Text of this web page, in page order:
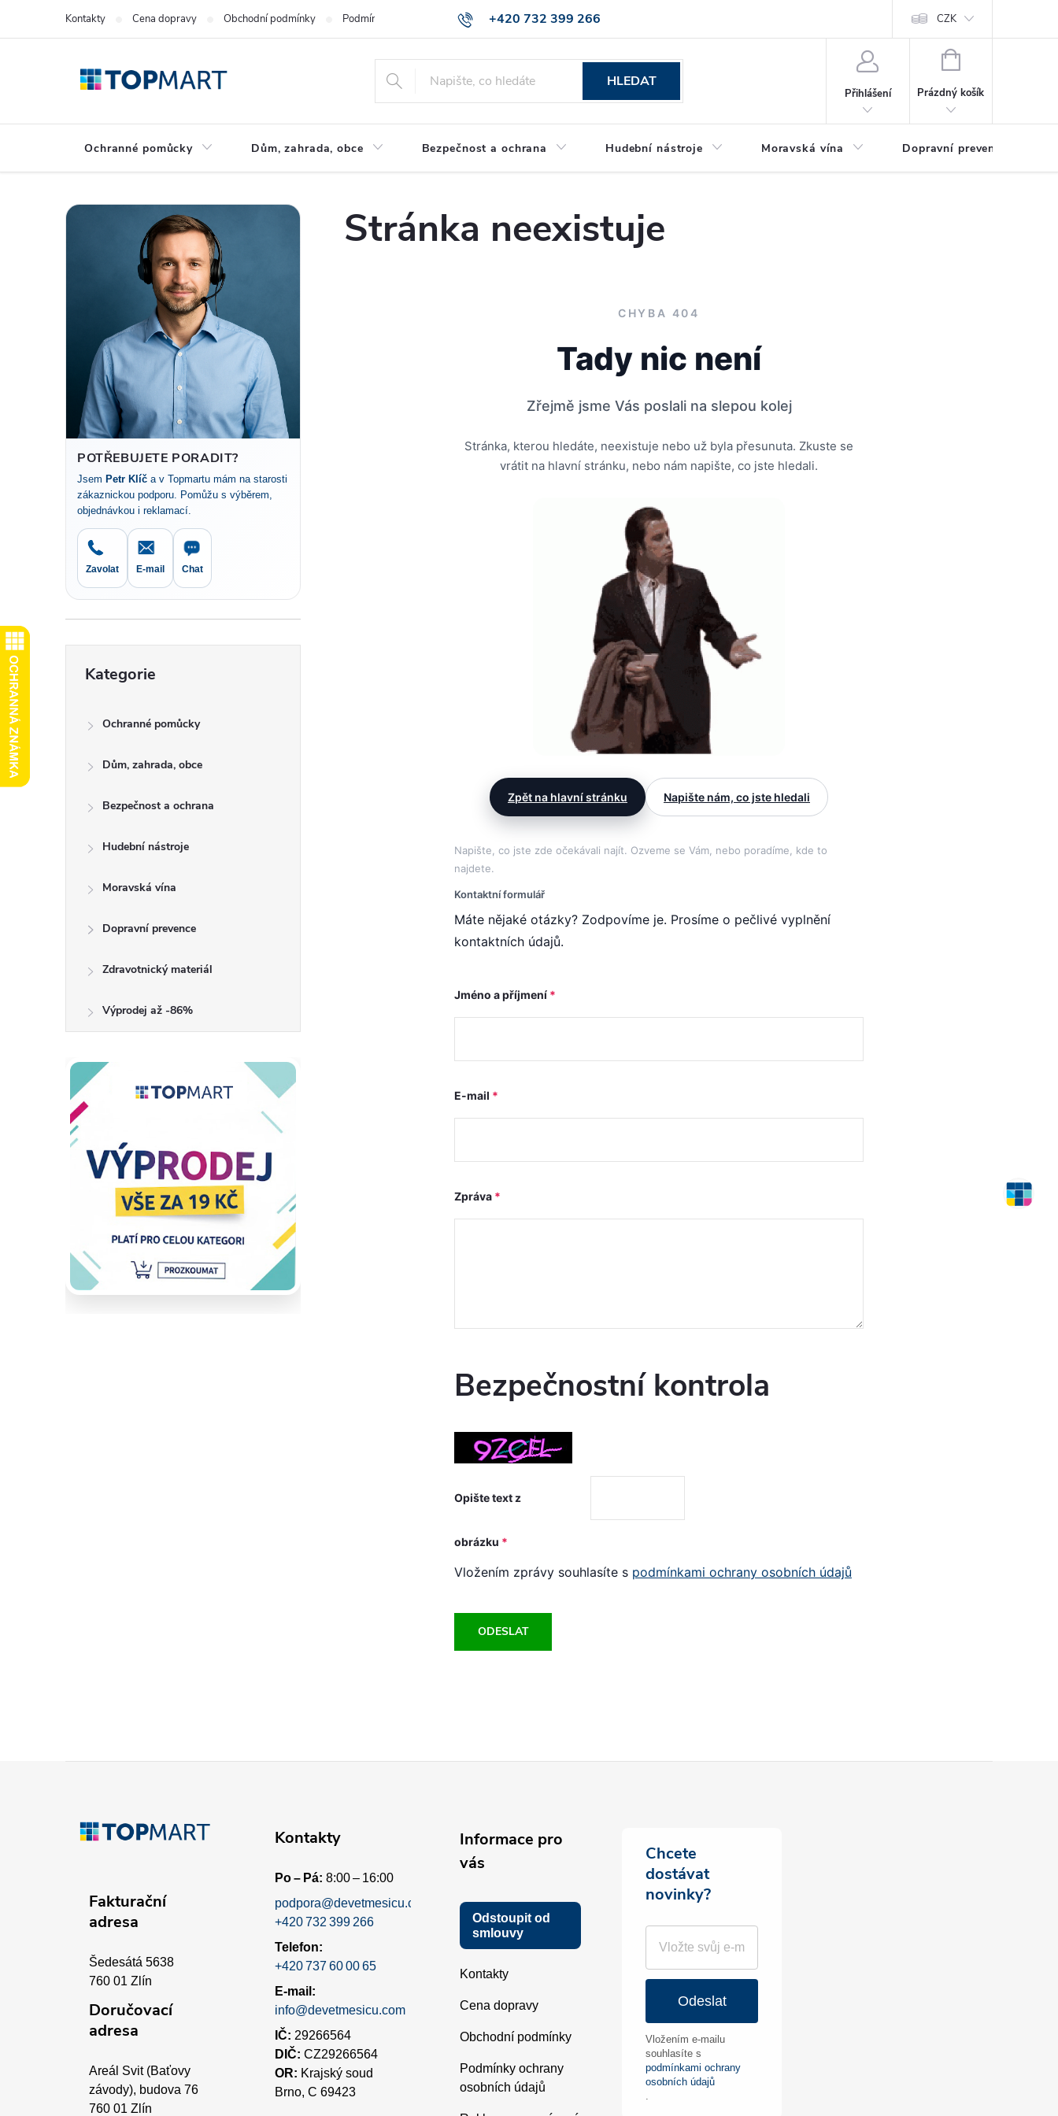
+420 732 399 266
Kontakty Cena dopravy Obchodní podmínky Podmínky ochrany osobních údajů Reklamace zboží CZK
HLEDAT
Přihlášení
NÁKUPNÍ
Prázdný košík
Ochranné pomůcky Dům, zahrada, obce Bezpečnost a ochrana Hudební nástroje Moravská vína Dopravní prevence
P
a
n
n
p
a
n
POTŘEBUJETE PORADIT?
Jsem Petr Klíč a v Topmartu mám na starosti
zákaznickou podporu. Pomůžu s výběrem,
objednávkou i reklamací.
Zavolat E-mail Chat
kategorie
Kategorie
Ochranné pomůcky
Dům, zahrada, obce
Bezpečnost a ochrana
Hudební nástroje
Moravská vína
Dopravní prevence
Zdravotnický materiál
Výprodej až -86%
Stránka neexistuje
CHYBA 404
Tady nic není
Zřejmě jsme Vás poslali na slepou kolej
Stránka, kterou hledáte, neexistuje nebo už byla přesunuta. Zkuste se
vrátit na hlavní stránku, nebo nám napište, co jste hledali.
Zpět na hlavní stránku Napište nám, co jste hledali
Napište, co jste zde očekávali najít. Ozveme se Vám, nebo poradíme, kde to
najdete.
Kontaktní formulář
Máte nějaké otázky? Zodpovíme je. Prosíme o pečlivé vyplnění
kontaktních údajů.
Jméno a příjmení
E-mail
Zpráva
Bezpečnostní kontrola
Opište text z
obrázku
Vložením zprávy souhlasíte s podmínkami ochrany osobních údajů
ODESLAT
Fakturační
adresa
Šedesátá 5638
760 01 Zlín
Doručovací
adresa
Areál Svit (Baťovy
závody), budova 76
760 01 Zlín
Kontakty
Po – Pá: 8:00 – 16:00
podpora@devetmesicu.com
+420 732 399 266
Telefon:
+420 737 60 00 65
E-mail:
info@devetmesicu.com
IČ: 29266564
DIČ: CZ29266564
OR: Krajský soud
Brno, C 69423
Informace pro
vás
Odstoupit od
smlouvy
Kontakty
Cena dopravy
Obchodní podmínky
Podmínky ochrany
osobních údajů
Chcete
dostávat
novinky?
Odeslat
Vložením e-mailu
souhlasíte s
podmínkami ochrany
osobních údajů